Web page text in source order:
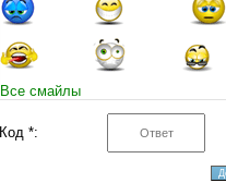
Все смайлы
Код *: